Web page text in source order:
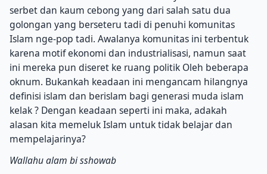
serbet dan kaum cebong yang dari salah satu dua
golongan yang berseteru tadi di penuhi komunitas
Islam nge-pop tadi. Awalanya komunitas ini terbentuk
karena motif ekonomi dan industrialisasi, namun saat
ini mereka pun diseret ke ruang politik Oleh beberapa
oknum. Bukankah keadaan ini mengancam hilangnya
definisi islam dan berislam bagi generasi muda islam
kelak ? Dengan keadaan seperti ini maka, adakah
alasan kita memeluk Islam untuk tidak belajar dan
mempelajarinya?
Wallahu alam bi sshowab